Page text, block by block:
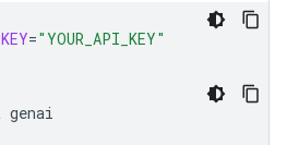
="YOUR_API_KEY"
genai